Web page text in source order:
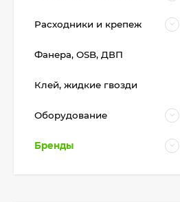
Расходники и крепеж
Фанера, OSB, ДВП
Клей, жидкие гвозди
Оборудование
Бренды
База для Color Agent 1
средство 1 л.